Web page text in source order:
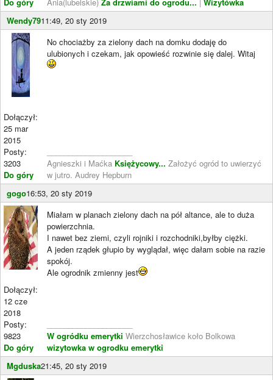
Wendy7911:49, 20 sty 2019
Dołączył:
25 mar
2015
Posty:
3203
Do góry
No chociażby za zielony dach na domku dodaję do
ulubionych i czekam, jak opowieść rozwinie się dalej. Witaj
Agnieszki i Maćka Księżycowy... Założyć ogród to uwierzyć
w jutro. Audrey Hepburn
gogo16:53, 20 sty 2019
Dołączył:
12 cze
2018
Posty:
9823
Do góry
Miałam w planach zielony dach na pół altance, ale to duża
powierzchnia.
I nawet bez ziemi, czyli rojniki i rozchodniki,byłby ciężki.
A jeden rządek głupio by wyglądał, więc dałam sobie na razie
spokój.
Ale ogrodnik zmienny jest
W ogródku emerytki Wierzchosławice koło Bolkowa
wizytowka w ogrodku emerytki
Mgduska21:45, 20 sty 2019